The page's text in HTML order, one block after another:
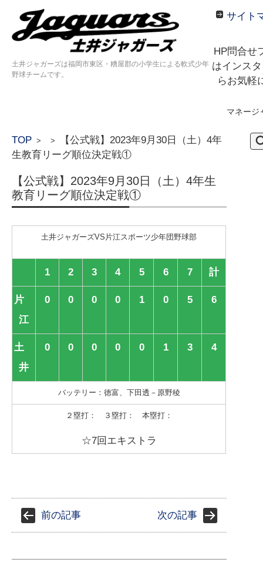
土井ジャガーズは福岡市東区・糟屋郡の小学生による軟式少年
野球チームです。
サイト
HP問合せ
はインス
らお気軽
マネー
TOP > >
【公式戦】2023年9月30日（土）4年
生教育リーグ順位決定戦①
【公式戦】2023年9月30日（土）4年生
教育リーグ順位決定戦①
土井ジャガーズVS片江スポーツ少年団野球部
1 2 3 4 5 6 7 計
片
江
0 0 0 0 1 0 5 6
土
井
0 0 0 0 0 1 3 4
バッテリー：徳富、下田透－原野稜
２塁打： ３塁打： 本塁打：
☆7回エキストラ
前の記事 次の記事
検
索: